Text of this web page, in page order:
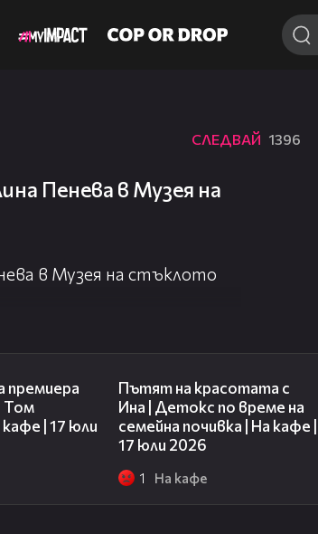
СЛЕДВАЙ 1396
Пенева в Музея на
в Музея на стъклото
премиера
Том
| 17 юли
Пътят на красотата с
Ина | Детокс по време на
семейна почивка | На кафе |
17 юли 2026
1 На кафе